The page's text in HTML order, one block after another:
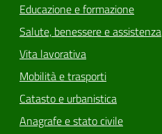
Educazione e formazione
Salute, benessere e assistenza
Vita lavorativa
Mobilità e trasporti
Catasto e urbanistica
Anagrafe e stato civile